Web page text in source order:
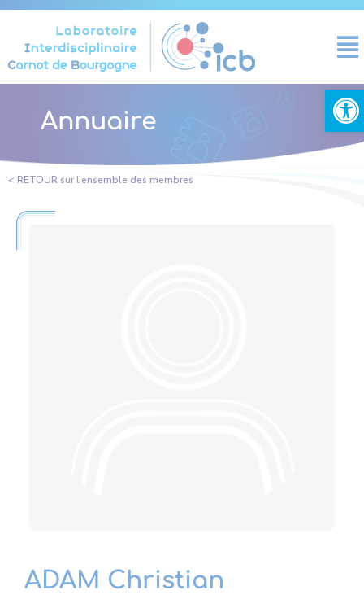
Ouvrir
Annuaire
< RETOUR sur l’ensemble des membres
ADAM Christian
Panneau de gestion des cookies